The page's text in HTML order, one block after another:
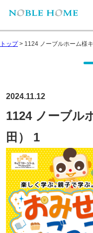
トップ> 1124 ノーブルホーム様
2024.11.12
1124 ノーブル
田） 1